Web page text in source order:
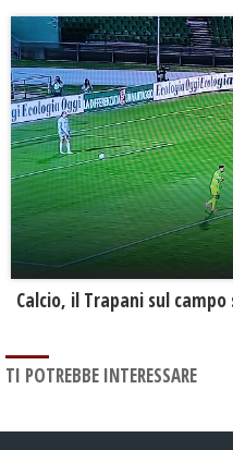
Calcio, il Trapani sul campo
TI POTREBBE INTERESSARE